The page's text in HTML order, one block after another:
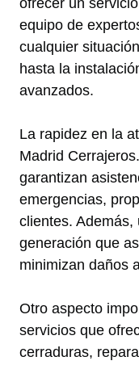
ofrecer un
equipo de
cualquier
hasta la
avanzados.
La rapidez en la
Madrid
garantizan
emergencias,
clientes.
generación que
minimizan daños
Otro aspecto
servicios que
cerraduras,